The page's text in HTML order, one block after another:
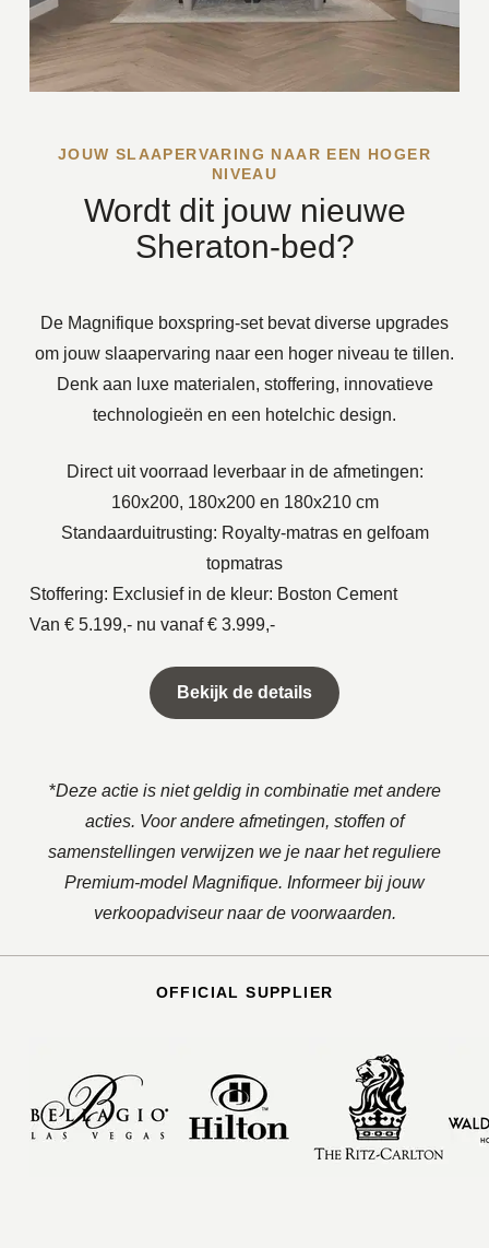
Wordt dit jouw nieuwe
Sheraton-bed?
JOUW SLAAPERVARING NAAR EEN HOGER
NIVEAU
De Magnifique boxspring-set bevat diverse upgrades
om jouw slaapervaring naar een hoger niveau te tillen.
Denk aan luxe materialen, stoffering, innovatieve
technologieën en een hotelchic design.
Direct uit voorraad leverbaar in de afmetingen:
160x200, 180x200 en 180x210 cm
Standaarduitrusting: Royalty-matras en gelfoam
topmatras
Stoffering: Exclusief in de kleur: Boston Cement
Van € 5.199,- nu vanaf € 3.999,-
Bekijk de details
*Deze actie is niet geldig in combinatie met andere
acties. Voor andere afmetingen, stoffen of
samenstellingen verwijzen we je naar het reguliere
Premium-model Magnifique. Informeer bij jouw
verkoopadviseur naar de voorwaarden.
OFFICIAL SUPPLIER